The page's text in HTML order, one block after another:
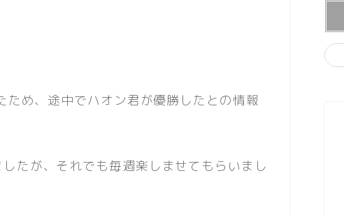
め、途中でハオン君が優勝したとの情報
たが、それでも毎週楽しませてもらいまし